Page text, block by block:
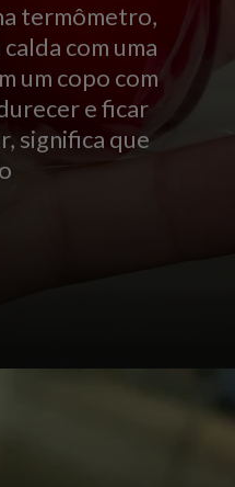
termômetro,
com uma
um copo com
e ficar
significa que